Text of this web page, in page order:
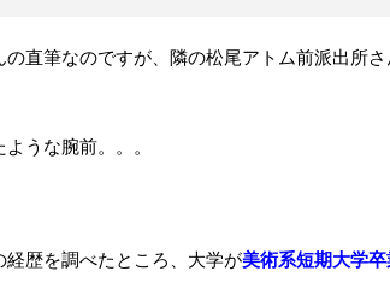
直筆なのですが、隣の松尾アトム前派出所
うな腕前。。。
歴を調べたところ、大学が美術系短期大学